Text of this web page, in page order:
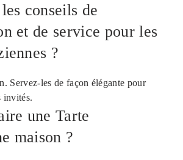
conseils de
et de service pour les
?
Servez-les de façon élégante pour
invités.
une Tarte
maison ?